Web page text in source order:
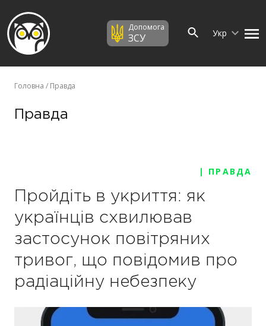
Допомога
ЗСУ Укр
Головна / Правда
Правда
| ПРАВДА
Пройдіть в укриття: як
українців схвилював
застосунок повітряних
тривог, що повідомив про
радіаційну небезпеку